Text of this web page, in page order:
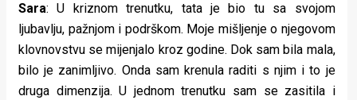
Sara: U kriznom trenutku, tata je bio tu sa svojom
ljubavlju, pažnjom i podrškom. Moje mišljenje o njegovom
klovnovstvu se mijenjalo kroz godine. Dok sam bila mala,
bilo je zanimljivo. Onda sam krenula raditi s njim i to je
druga dimenzija. U jednom trenutku sam se zasitila i